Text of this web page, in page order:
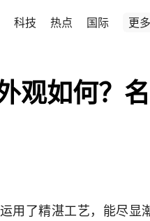
科技 热点 国际 更多
观如何？
用了精湛工艺，能尽显